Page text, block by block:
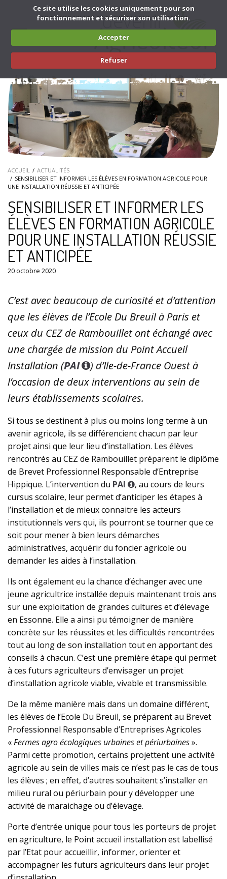
Ce site utilise les cookies uniquement pour son
fonctionnement et sécuriser son utilisation.
Accepter
Refuser
Aller au contenu principal
navigation
ACCUEIL
ACTUALITÉS
SENSIBILISER ET INFORMER LES ÉLÈVES EN FORMATION AGRICOLE POUR
UNE INSTALLATION RÉUSSIE ET ANTICIPÉE
SENSIBILISER ET INFORMER LES
ÉLÈVES EN FORMATION AGRICOLE
POUR UNE INSTALLATION RÉUSSIE
ET ANTICIPÉE
20 octobre 2020
C’est avec beaucoup de curiosité et d’attention
que les élèves de l’Ecole Du Breuil à Paris et
ceux du CEZ de Rambouillet ont échangé avec
une chargée de mission du Point Accueil
Installation (PAI
) d’Ile-de-France Ouest à
l’occasion de deux interventions au sein de
leurs établissements scolaires.
Si tous se destinent à plus ou moins long terme à un
avenir agricole, ils se différencient chacun par leur
projet ainsi que leur lieu d’installation. Les élèves
rencontrés au CEZ de Rambouillet préparent le diplôme
de Brevet Professionnel Responsable d’Entreprise
Hippique. L’intervention du PAI
, au cours de leurs
cursus scolaire, leur permet d’anticiper les étapes à
l’installation et de mieux connaitre les acteurs
institutionnels vers qui, ils pourront se tourner que ce
soit pour mener à bien leurs démarches
administratives, acquérir du foncier agricole ou
demander les aides à l’installation.
Ils ont également eu la chance d’échanger avec une
jeune agricultrice installée depuis maintenant trois ans
sur une exploitation de grandes cultures et d’élevage
en Essonne. Elle a ainsi pu témoigner de manière
concrète sur les réussites et les difficultés rencontrées
tout au long de son installation tout en apportant des
conseils à chacun. C’est une première étape qui permet
à ces futurs agriculteurs d’envisager un projet
d’installation agricole viable, vivable et transmissible.
De la même manière mais dans un domaine différent,
les élèves de l’Ecole Du Breuil, se préparent au Brevet
Professionnel Responsable d’Entreprises Agricoles
«Fermes agro écologiques urbaines et périurbaines».
Parmi cette promotion, certains projettent une activité
agricole au sein de villes mais ce n’est pas le cas de tous
les élèves ; en effet, d’autres souhaitent s’installer en
milieu rural ou périurbain pour y développer une
activité de maraichage ou d’élevage.
Porte d’entrée unique pour tous les porteurs de projet
en agriculture, le Point accueil installation est labellisé
par l’Etat pour accueillir, informer, orienter et
accompagner les futurs agriculteurs dans leur projet